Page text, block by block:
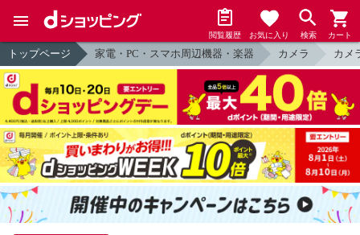
閲覧履歴 お気に入り 検索 カート
トップページ 家電・PC・スマホ周辺機器・楽器 カメラ カメ